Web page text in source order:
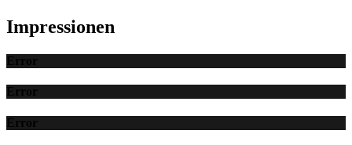
Impressionen
Error
Error
Error